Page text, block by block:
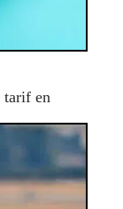
tarif en